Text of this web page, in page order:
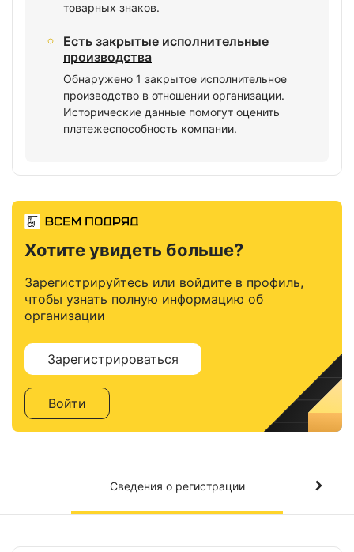
товарных знаков.
Есть закрытые исполнительные
производства
Обнаружено 1 закрытое исполнительное
производство в отношении организации.
Исторические данные помогут оценить
платежеспособность компании.
Хотите увидеть больше?
Зарегистрируйтесь или войдите в профиль,
чтобы узнать полную информацию об
организации
Зарегистрироваться
Войти
Сведения о регистрации